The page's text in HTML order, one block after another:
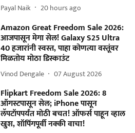
Payal Naik 20 hours ago
Amazon Great Freedom Sale 2026:
आजपासून मेगा सेल! Galaxy S25 Ultra
40 हजारांनी स्वस्त, पाहा कोणत्या वस्तूंवर
मिळतोय मोठा डिस्काउंट
Vinod Dengale 07 August 2026
Flipkart Freedom Sale 2026: 8
ऑगस्टपासून सेल; iPhone पासून
लॅपटॉपपर्यंत मोठी बचत! ऑफर्स पाहून व्हाल
खुश, शॉपिंगपूर्वी नक्की वाचा!